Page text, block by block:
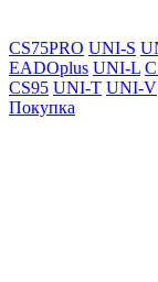
CS75PRO UNI-S
EADOplus UNI-L
CS95 UNI-T UNI-V
Покупка